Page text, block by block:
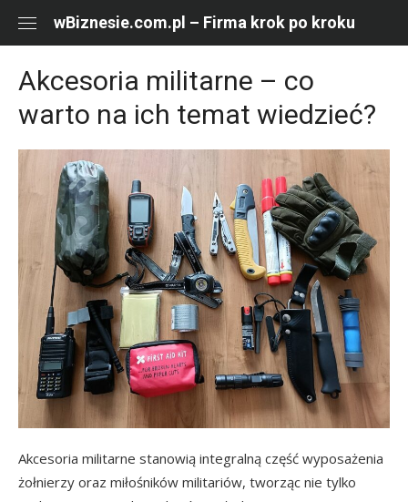
wBiznesie.com.pl – Firma krok po kroku
Akcesoria militarne – co
warto na ich temat wiedzieć?
Akcesoria militarne stanowią integralną część wyposażenia
żołnierzy oraz miłośników militariów, tworząc nie tylko